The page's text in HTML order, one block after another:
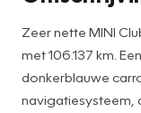
Zeer nette MINI
met 106.137 km.
donkerblauwe
navigatiesysteem,